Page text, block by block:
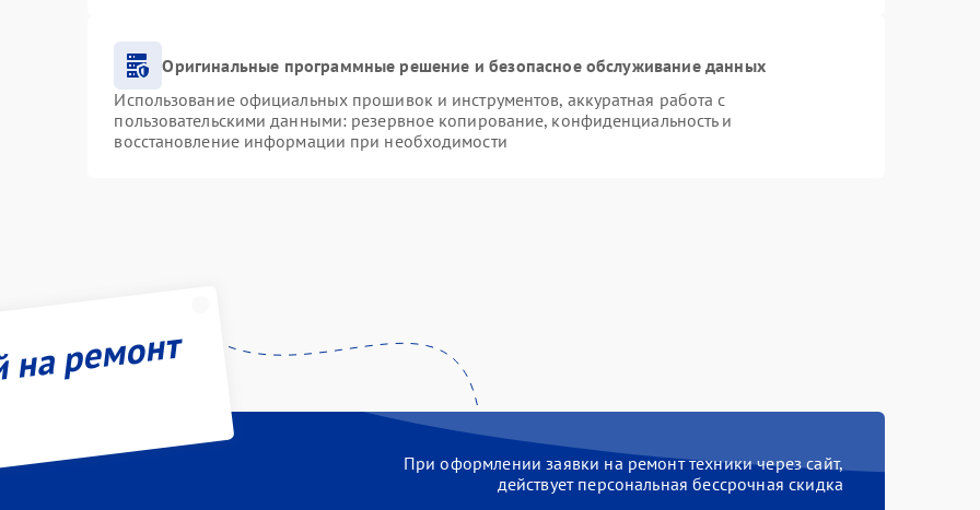
Оригинальные программные решение и безопасное обслуживание данных
Использование официальных прошивок и инструментов, аккуратная работа с
пользовательскими данными: резервное копирование, конфиденциальность и
восстановление информации при необходимости
ремонт
При оформлении заявки на ремонт техники через сайт,
действует персональная бессрочная скидка